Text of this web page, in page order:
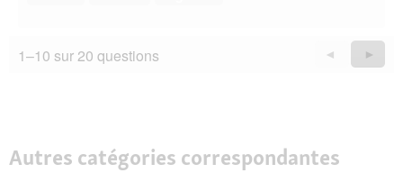
1–10 sur 20 questions
Précédent
Questions
◄ ►
Autres catégories correspondantes